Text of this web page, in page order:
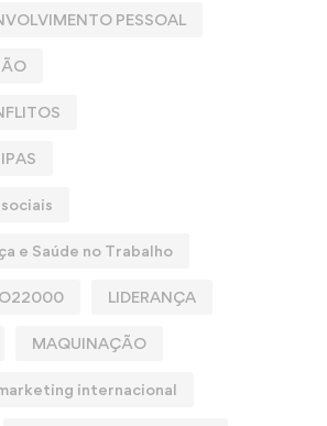
PESSOAL
e Saúde no Trabalho
LIDERANÇA
MAQUINAÇÃO
internacional